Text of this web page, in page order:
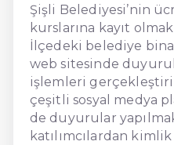
Şişli Belediyesi’nin
kurslarına kayıt
İlçedeki belediye
web sitesinde
işlemleri
çeşitli sosyal medya
de duyurular
katılımcılardan